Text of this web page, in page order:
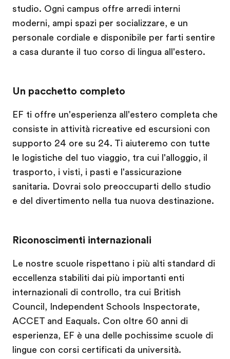
studio. Ogni campus offre arredi interni
moderni, ampi spazi per socializzare, e un
personale cordiale e disponibile per farti sentire
a casa durante il tuo corso di lingua all'estero.
Un pacchetto completo
EF ti offre un'esperienza all'estero completa che
consiste in attività ricreative ed escursioni con
supporto 24 ore su 24. Ti aiuteremo con tutte
le logistiche del tuo viaggio, tra cui l'alloggio, il
trasporto, i visti, i pasti e l'assicurazione
sanitaria. Dovrai solo preoccuparti dello studio
e del divertimento nella tua nuova destinazione.
Riconoscimenti internazionali
Le nostre scuole rispettano i più alti standard di
eccellenza stabiliti dai più importanti enti
internazionali di controllo, tra cui British
Council, Independent Schools Inspectorate,
ACCET and Eaquals. Con oltre 60 anni di
esperienza, EF è una delle pochissime scuole di
lingue con corsi certificati da università.